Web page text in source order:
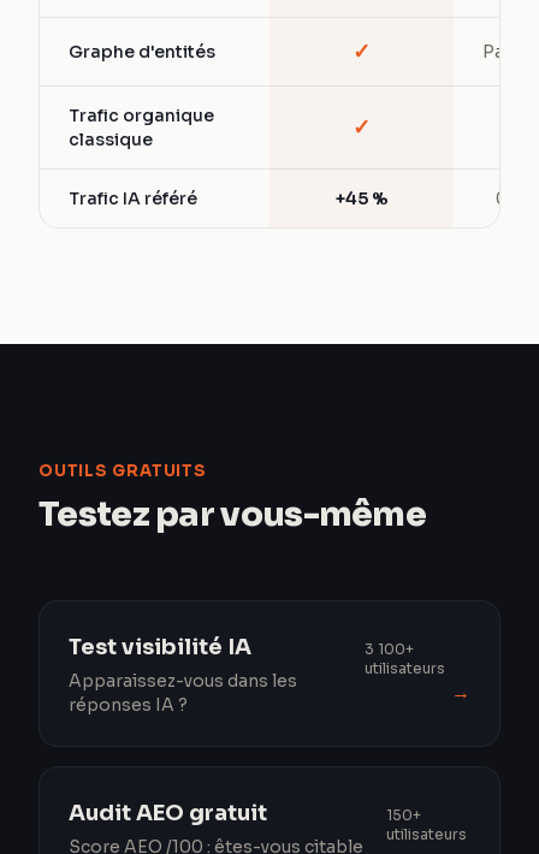
Graphe d'entités ✓ Partiel
Trafic organique
classique
✓
Trafic IA référé +45 % 0 %
OUTILS GRATUITS
Testez par vous-même
Test visibilité IA
Apparaissez-vous dans les
réponses IA ?
3 100+
utilisateurs
→
Audit AEO gratuit
Score AEO /100 : êtes-vous citable
150+
utilisateurs